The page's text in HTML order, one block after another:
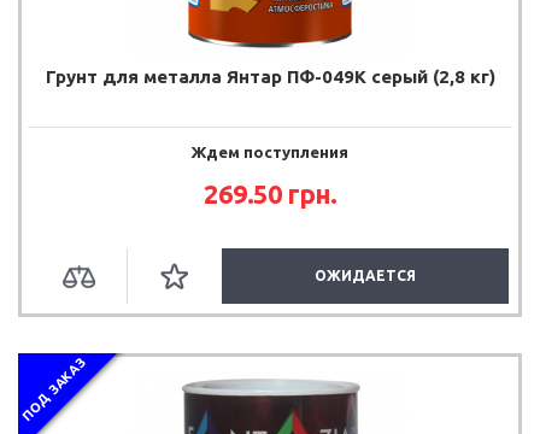
Грунт для металла Янтар ПФ-049К серый (2,8 кг)
Ждем поступления
269.50 грн.
ОЖИДАЕТСЯ
ПОД ЗАКАЗ